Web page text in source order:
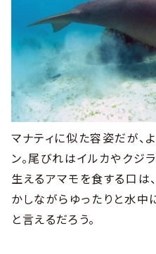
マナティに似た容姿だが、
ン。尾びれはイルカやクジ
生えるアマモを食する口は
かしながらゆったりと水
と言えるだろう。